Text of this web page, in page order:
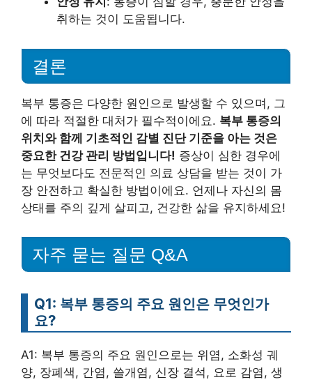
취하는 것이 도움됩니다.
결론
복부 통증은 다양한 원인으로 발생할 수 있으며, 그
에 따라 적절한 대처가 필수적이에요. 복부 통증의
위치와 함께 기초적인 감별 진단 기준을 아는 것은
중요한 건강 관리 방법입니다! 증상이 심한 경우에
는 무엇보다도 전문적인 의료 상담을 받는 것이 가
장 안전하고 확실한 방법이에요. 언제나 자신의 몸
상태를 주의 깊게 살피고, 건강한 삶을 유지하세요!
자주 묻는 질문 Q&A
Q1: 복부 통증의 주요 원인은 무엇인가
요?
A1: 복부 통증의 주요 원인으로는 위염, 소화성 궤
양, 장폐색, 간염, 쓸개염, 신장 결석, 요로 감염, 생